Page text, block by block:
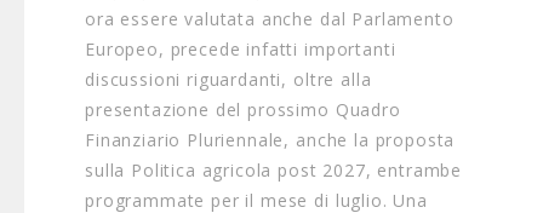
ora essere valutata anche dal Parlamento
Europeo, precede infatti importanti
discussioni riguardanti, oltre alla
presentazione del prossimo Quadro
Finanziario Pluriennale, anche la proposta
sulla Politica agricola post 2027, entrambe
programmate per il mese di luglio. Una